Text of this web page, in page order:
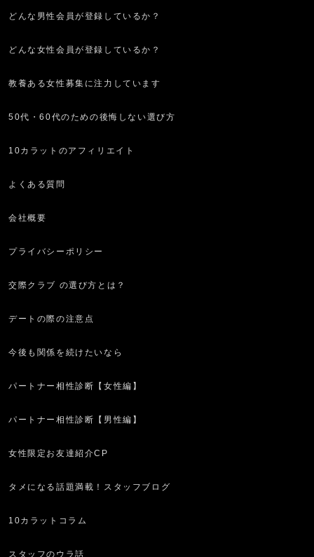
どんな男性会員が登録しているか？
どんな女性会員が登録しているか？
教養ある女性募集に注力しています
50代・60代のための後悔しない選び方
10カラットのアフィリエイト
よくある質問
会社概要
プライバシーポリシー
交際クラブ の選び方とは？
デートの際の注意点
今後も関係を続けたいなら
パートナー相性診断【女性編】
パートナー相性診断【男性編】
女性限定お友達紹介CP
タメになる話題満載！スタッフブログ
10カラットコラム
スタッフのウラ話